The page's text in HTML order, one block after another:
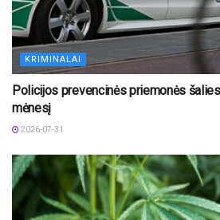
KRIMINALAI
Policijos prevencinės priemonės
mėnesį
2026-07-31